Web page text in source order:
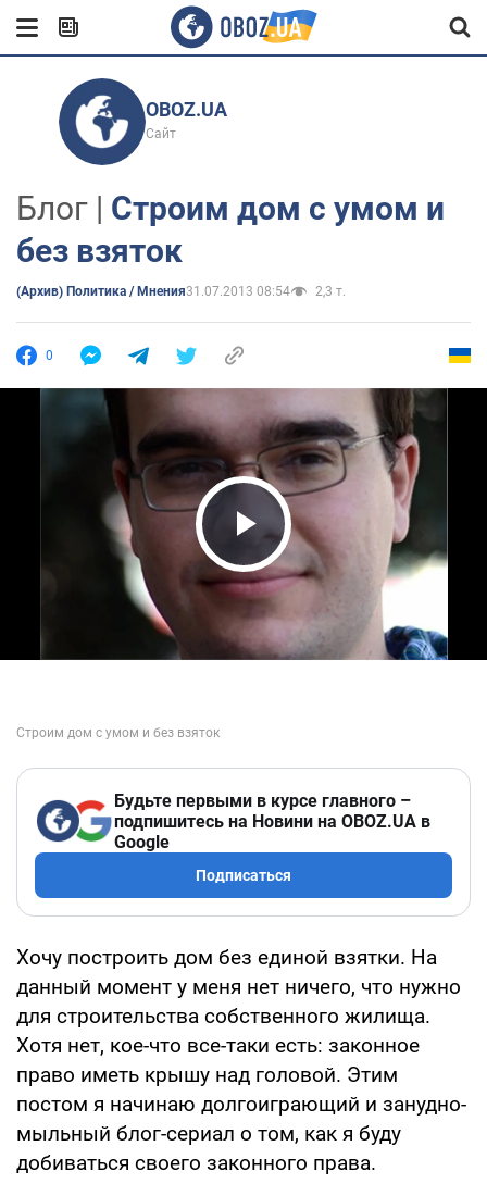
OBOZ.UA
Сайт
Блог | Строим дом с умом и
без взяток
(Архив) Политика / Мнения31.07.2013 08:54 2,3 т.
0
Play Video
Будьте первыми в курсе главного –
подпишитесь на Новини на OBOZ.UA в
Google
Подписаться
Хочу построить дом без единой взятки. На
данный момент у меня нет ничего, что нужно
для строительства собственного жилища.
Хотя нет, кое-что все-таки есть: законное
право иметь крышу над головой. Этим
постом я начинаю долгоиграющий и занудно-
мыльный блог-сериал о том, как я буду
добиваться своего законного права.